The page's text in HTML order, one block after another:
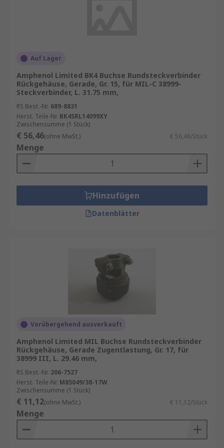
Zubehör finden Sie hier. Rundsteckverbinder-
Dichtungen
Auf Lager
Amphenol Limited BK4 Buchse Rundsteckverbinder
Rückgehäuse, Gerade, Gr. 15, für MIL-C 38999-
Steckverbinder, L. 31.75 mm,
RS Best.-Nr. 689-8831
Herst. Teile-Nr. BK4SRL14099XY
Zwischensumme (1 Stück)
€ 56,46(ohne MwSt.) € 56,46/Stück
Menge
Hinzufügen
Datenblätter
Vorübergehend ausverkauft
Amphenol Limited MIL Buchse Rundsteckverbinder
Rückgehäuse, Gerade Zugentlastung, Gr. 17, für
38999 III, L. 29.46 mm,
RS Best.-Nr. 206-7527
Herst. Teile-Nr. M85049/38-17W
Zwischensumme (1 Stück)
€ 11,12(ohne MwSt.) € 11,12/Stück
Menge